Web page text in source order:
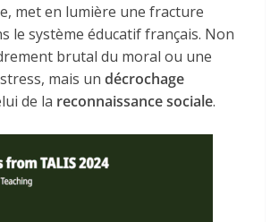
met en lumière une fracture
le système éducatif français. Non
brutal du moral ou une
mais un décrochage
de la reconnaissance sociale.